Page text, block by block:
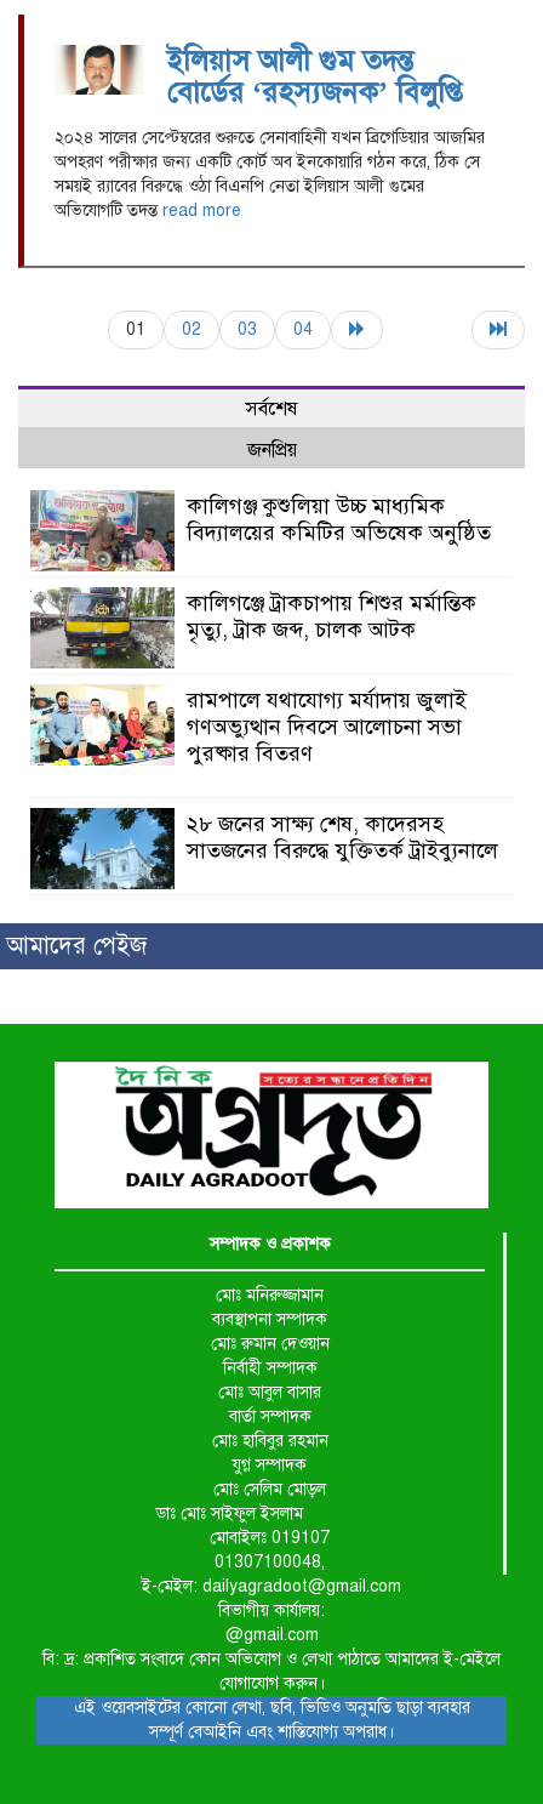
ইলিয়াস আলী গুম তদন্ত
বোর্ডের ‘রহস্যজনক’ বিলুপ্তি
২০২৪ সালের সেপ্টেম্বরের শুরুতে সেনাবাহিনী যখন ব্রিগেডিয়ার আজমির
অপহরণ পরীক্ষার জন্য একটি কোর্ট অব ইনকোয়ারি গঠন করে, ঠিক সে
সময়ই র‌্যাবের বিরুদ্ধে ওঠা বিএনপি নেতা ইলিয়াস আলী গুমের
অভিযোগটি তদন্তread more
01 02 03 04
সর্বশেষ
জনপ্রিয়
কালিগঞ্জ কুশুলিয়া উচ্চ মাধ্যমিক
বিদ্যালয়ের কমিটির অভিষেক অনুষ্ঠিত
কালিগঞ্জে ট্রাকচাপায় শিশুর মর্মান্তিক
মৃত্যু, ট্রাক জব্দ, চালক আটক
রামপালে যথাযোগ্য মর্যাদায় জুলাই
গণঅভ্যুত্থান দিবসে আলোচনা সভা
পুরষ্কার বিতরণ
২৮ জনের সাক্ষ্য শেষ, কাদেরসহ
সাতজনের বিরুদ্ধে যুক্তিতর্ক ট্রাইব্যুনালে
ইসলামের সবচেয়ে বেশি ক্ষতি করেছে
পাঁচ মাসে সরকারের দোষ দিচ্ছেন,
করলেন না কেন: শহীদ জিসানের বাবার
ক্ষোভ
কালিগঞ্জে নিখোঁজ জেলের মরদেহ
অবশেষে মিলল ইছামতী নদীতে
শ্রীউলা ইউনিয়ন বিএনপির ২নং
ওয়ার্ডের উদ্যোগে কর্মী সম্মেলন অনুষ্ঠিত
শ্যামনগরে জলবায়ু সহনশীল জনগোষ্ঠী
গঠনে প্রকল্পের অংশগ্রহণমূলক শিখন ও
অভিজ্ঞতা বিনিময় সভা
শ্যামনগরে বনবিভাগ ও সিএমসির
সাথে জেলেদের মতবিনিময় সভা
আমাদের পেইজ
সম্পাদক ও প্রকাশক
মোঃ মনিরুজ্জামান
ব্যবস্থাপনা সম্পাদক
মোঃ রুমান দেওয়ান
নির্বাহী সম্পাদক
মোঃ আবুল বাসার
বার্তা সম্পাদক
মোঃ হাবিবুর রহমান
যুগ্ন সম্পাদক
মোঃ সেলিম মোড়ল
ডাঃ মোঃ সাইফুল ইসলাম
মোবাইলঃ 019107
01307100048,
ই-মেইল: dailyagradoot@gmail.com
বিভাগীয় কার্যালয়:
@gmail.com
বি: দ্র: প্রকাশিত সংবাদে কোন অভিযোগ ও লেখা পাঠাতে আমাদের ই-মেইলে
যোগাযোগ করুন।
এই ওয়েবসাইটের কোনো লেখা, ছবি, ভিডিও অনুমতি ছাড়া ব্যবহার
সম্পূর্ণ বেআইনি এবং শাস্তিযোগ্য অপরাধ।